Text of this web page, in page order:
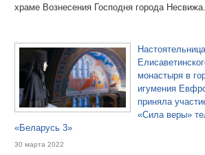
храме Вознесения Господня города Несвижа.
монастыря в
игумения
приняла
«Сила веры»
«Беларусь 3»
30 марта 2022